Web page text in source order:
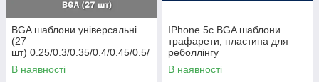
BGA шаблони універсальні
(27
шт) 0.25/0.3/0.35/0.4/0.45/0.5/
0.6/0.65/0.76 реболл кулі
накатка heat universal BGA
В наявності
IPhone 5c BGA шаблони
трафарети, пластина для
реболлінгу
В наявності